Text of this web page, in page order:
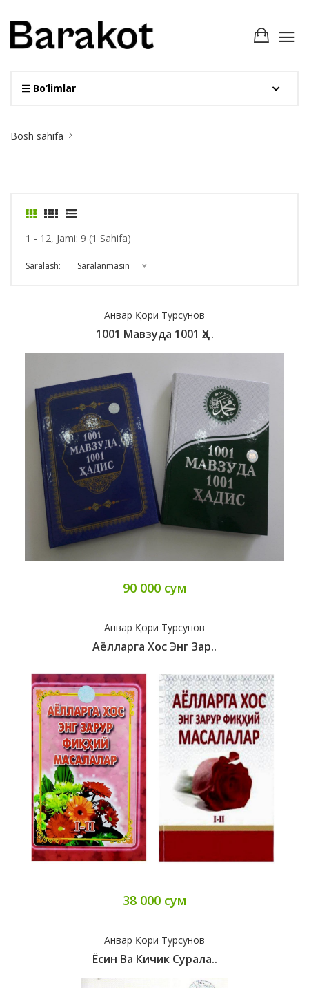
Bo‘limlar
Breadcrumb
Bosh sahifa
1 - 12, Jami: 9 (1 Sahifa)
Saralash: Saralanmasin
Анвар Қори Турсунов
1001 Мавзуда 1001 Ҳа..
90 000 сум
Анвар Қори Турсунов
Аёлларга Хос Энг Зар..
38 000 сум
Анвар Қори Турсунов
Ёсин Ва Кичик Сурала..